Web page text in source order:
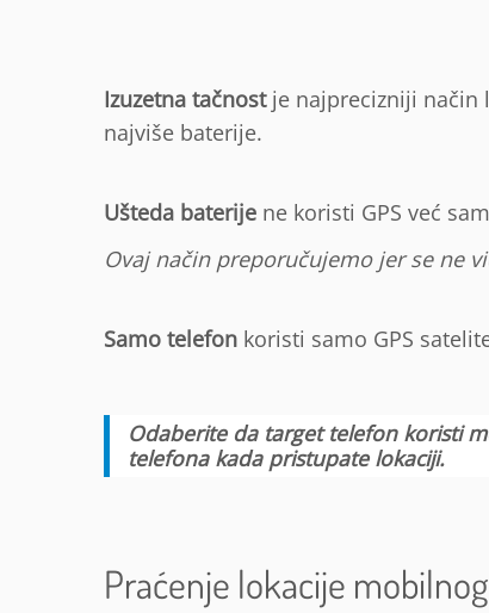
Izuzetna tačnostje najprecizniji način
najviše baterije.
Ušteda baterije ne koristi GPS već
Ovaj način preporučujemo jer se ne
Samo telefon koristi samo GPS
Odaberite da target telefon koristi
telefona kada pristupate lokaciji.
Praćenje lokacije